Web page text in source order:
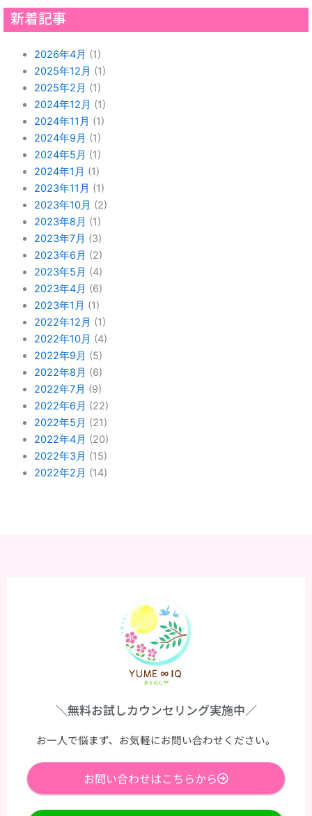
新着記事
2026年4月 (1)
2025年12月 (1)
2025年2月 (1)
2024年12月 (1)
2024年11月 (1)
2024年9月 (1)
2024年5月 (1)
2024年1月 (1)
2023年11月 (1)
2023年10月 (2)
2023年8月 (1)
2023年7月 (3)
2023年6月 (2)
2023年5月 (4)
2023年4月 (6)
2023年1月 (1)
2022年12月 (1)
2022年10月 (4)
2022年9月 (5)
2022年8月 (6)
2022年7月 (9)
2022年6月 (22)
2022年5月 (21)
2022年4月 (20)
2022年3月 (15)
2022年2月 (14)
＼無料お試しカウンセリング実施中／
お一人で悩まず、お気軽にお問い合わせください。
お問い合わせはこちらから